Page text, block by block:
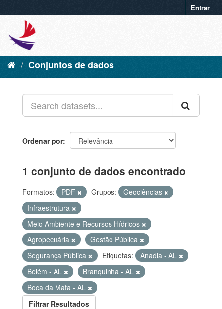
Entrar
Conjuntos de dados
Ordenar por
1 conjunto de dados encontrado
Formatos: PDF Grupos:
Geociências
Infraestrutura
Meio Ambiente e Recursos Hídricos
Agropecuária
Gestão Pública
Segurança Pública
Etiquetas:
Anadia - AL
Belém - AL
Branquinha - AL
Boca da Mata - AL
Filtrar Resultados